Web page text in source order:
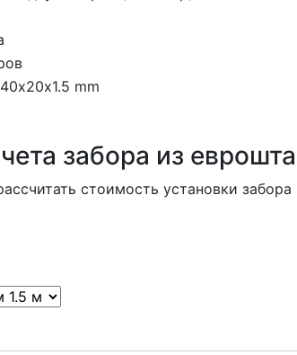
mm
забора из
стоимость установки